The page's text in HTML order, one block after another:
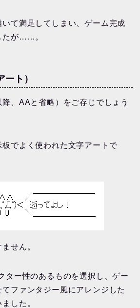
て満足してしまい、ゲーム完成
たが……。
ト）
、AAと省略）をご存じでしょう
でよく使われた文字アートで
せん。
ター性のあるものを選択し、ゲー
ファンタジー風にアレンジした
した。